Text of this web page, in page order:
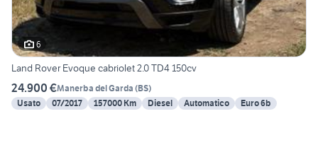
6
Land Rover Evoque cabriolet 2.0 TD4 150cv
24.900 €Manerba del Garda (BS)
Usato
07/2017 157000 Km Diesel Automatico Euro 6b